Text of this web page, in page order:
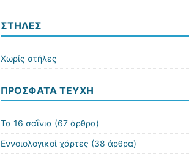
ΣΤΗΛΕΣ
Χωρίς στήλες
ΠΡΌΣΦΑΤΑ ΤΕΎΧΗ
Τα 16 σαΐνια (67 άρθρα)
Εννοιολογικοί χάρτες (38 άρθρα)